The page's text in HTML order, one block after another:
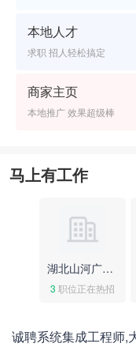
本地人才
求职 招人轻松搞定
商家主页
本地推广 效果超级棒
马上有工作
湖北山河广告印务有限公司
3 职位正在热招
诚聘系统集成工程师,